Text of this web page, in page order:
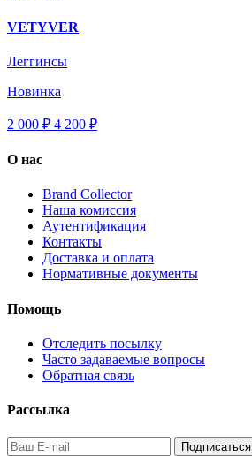
VETYVER
Леггинсы
Новинка
2 000 ₽ 4 200 ₽
О нас
Brand Collector
Наша комиссия
Аутентификация
Контакты
Доставка и оплата
Нормативные документы
Помощь
Отследить посылку
Часто задаваемые вопросы
Обратная связь
Рассылка
Подписаться